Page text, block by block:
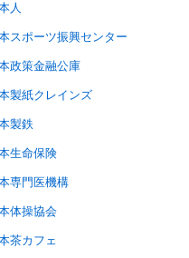
人
スポーツ振興センター
政策金融公庫
製紙クレインズ
製鉄
生命保険
専門医機構
体操協会
茶カフェ